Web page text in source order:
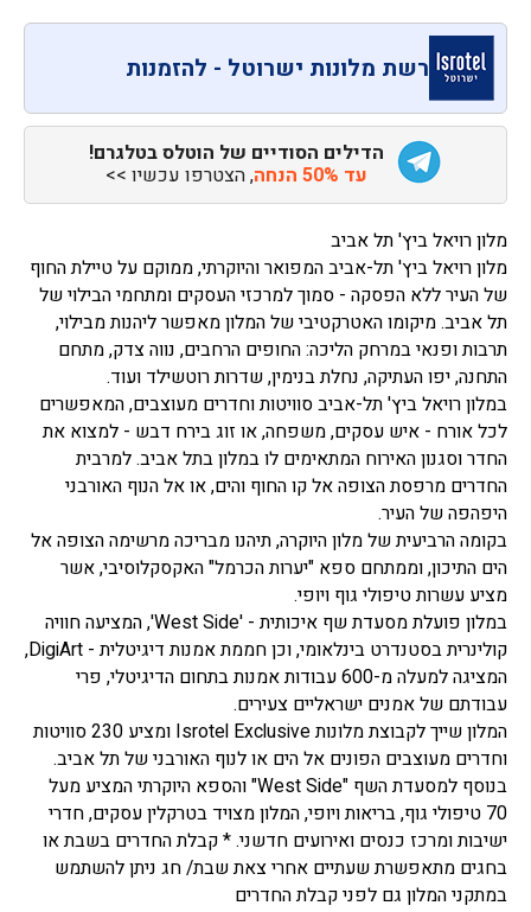
רשת מלונות ישרוטל - להזמנות
הדילים הסודיים של הוטלס בטלגרם!
עד 50% הנחה , הצטרפו עכשיו >>
מלון רויאל ביץ' תל אביב
מלון רויאל ביץ' תל-אביב המפואר והיוקרתי, ממוקם על טיילת החוף
של העיר ללא הפסקה - סמוך למרכזי העסקים ומתחמי הבילוי של
תל אביב. מיקומו האטרקטיבי של המלון מאפשר ליהנות מבילוי,
תרבות ופנאי במרחק הליכה: החופים הרחבים, נווה צדק, מתחם
התחנה, יפו העתיקה, נחלת בנימין, שדרות רוטשילד ועוד.
במלון רויאל ביץ' תל-אביב סוויטות וחדרים מעוצבים, המאפשרים
לכל אורח - איש עסקים, משפחה, או זוג בירח דבש - למצוא את
החדר וסגנון האירוח המתאימים לו במלון בתל אביב. למרבית
החדרים מרפסת הצופה אל קו החוף והים, או אל הנוף האורבני
היפהפה של העיר.
בקומה הרביעית של מלון היוקרה, תיהנו מבריכה מרשימה הצופה אל
הים התיכון, וממתחם ספא "יערות הכרמל" האקסקלוסיבי, אשר
מציע עשרות טיפולי גוף ויופי.
במלון פועלת מסעדת שף איכותית - 'West Side', המציעה חוויה
קולינרית בסטנדרט בינלאומי, וכן חממת אמנות דיגיטלית - DigiArt,
המציגה למעלה מ-600 עבודות אמנות בתחום הדיגיטלי, פרי
עבודתם של אמנים ישראליים צעירים.
המלון שייך לקבוצת מלונות Isrotel Exclusive ומציע 230 סוויטות
וחדרים מעוצבים הפונים אל הים או לנוף האורבני של תל אביב.
בנוסף למסעדת השף "West Side" והספא היוקרתי המציע מעל
70 טיפולי גוף, בריאות ויופי, המלון מצויד בטרקלין עסקים, חדרי
ישיבות ומרכז כנסים ואירועים חדשני. * קבלת החדרים בשבת או
בחגים מתאפשרת שעתיים אחרי צאת שבת/ חג ניתן להשתמש
במתקני המלון גם לפני קבלת החדרים